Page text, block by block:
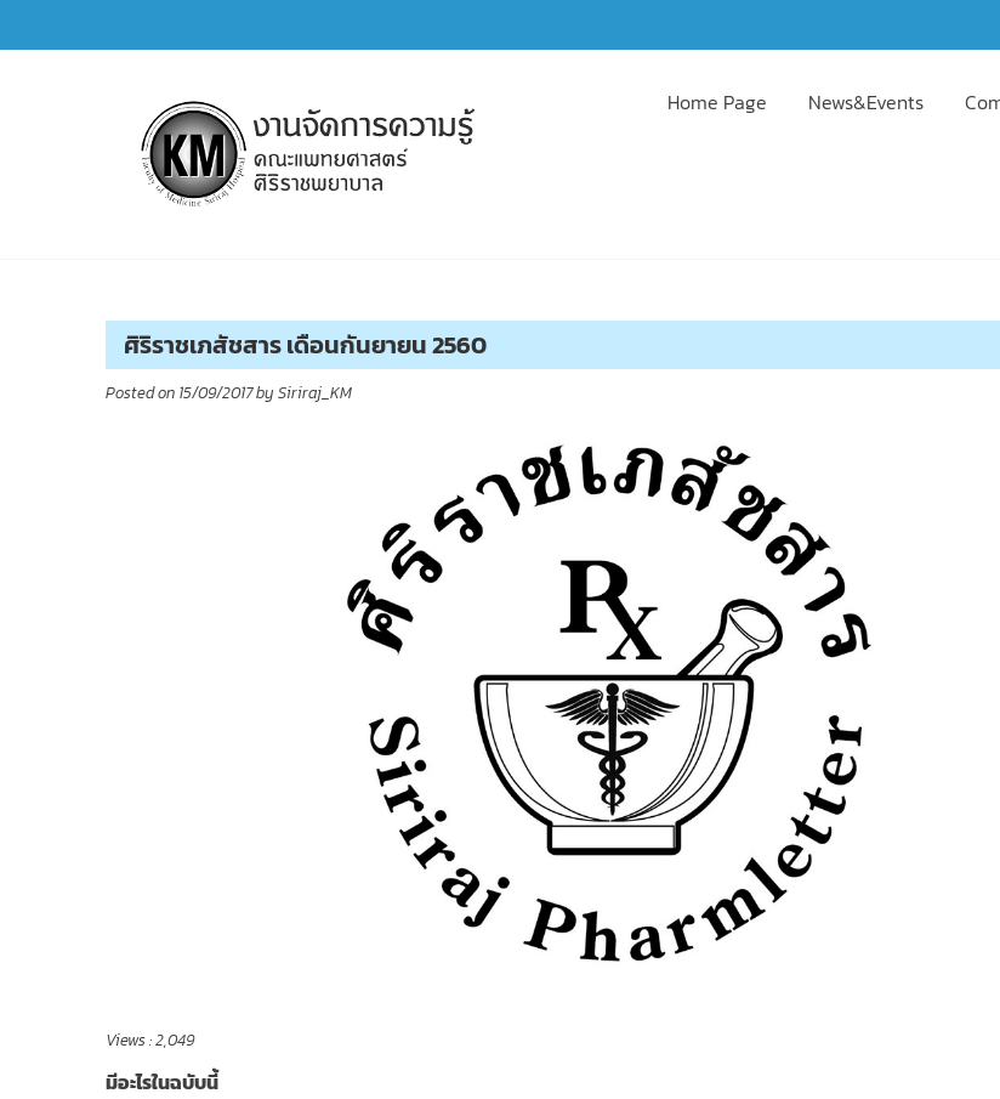
to
Home Page News&Events
ศิริราชเภสัชสาร เดือนกันยายน 2560
Posted on 15/09/2017by Siriraj_KM
Views :2,049
มีอะไรในฉบับนี้